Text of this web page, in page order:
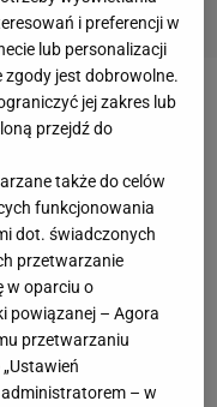
i preferencji w
lub personalizacji
jest dobrowolne.
jej zakres lub
przejdź do
także do celów
funkcjonowania
dot. świadczonych
przetwarzanie
w oparciu o
powiązanej – Agora
przetwarzaniu
– w